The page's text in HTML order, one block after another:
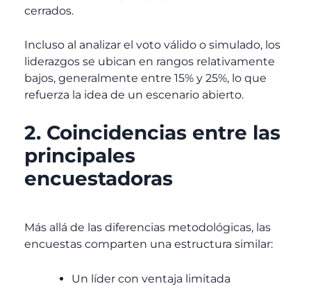
cerrados.
Incluso al analizar el voto válido o simulado, los
liderazgos se ubican en rangos relativamente
bajos, generalmente entre 15% y 25%, lo que
refuerza la idea de un escenario abierto.
2. Coincidencias entre las
principales
encuestadoras
Más allá de las diferencias metodológicas, las
encuestas comparten una estructura similar:
Un líder con ventaja limitada